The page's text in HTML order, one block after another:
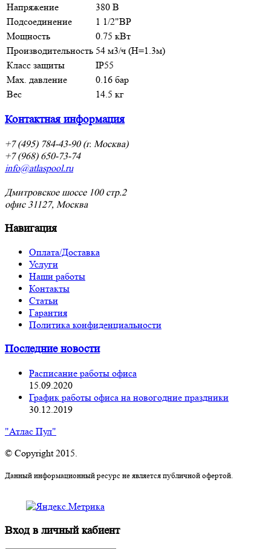
Напряжение
380 В
Подсоединение
1 1/2"ВР
Мощность
0.75 кВт
Производительность 54 м3/ч (Н=1.3м)
Класс защиты
IP55
Max. давление
0.16 бар
Вес
14.5 кг
Контактная информация
+7 (495) 784-43-90 (г. Москва)
+7 (968) 650-73-74
info@atlaspool.ru
Дмитровское шоссе 100 стр.2
офис 31127, Москва
Навигация
Оплата/Доставка
Услуги
Наши работы
Контакты
Статьи
Гарантия
Политика конфиденциальности
Последние новости
Расписание работы офиса
15.09.2020
График работы офиса на новогодние праздники
30.12.2019
"Атлас Пул"
© Copyright 2015.
Данный информационный ресурс не является публичной офертой.
Вход в личный кабиент